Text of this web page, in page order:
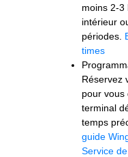
moins 2-3
intérieur
périodes.
times
Réservez
pour vous
terminal
temps
guide
Service